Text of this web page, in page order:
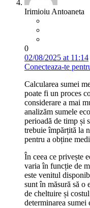
Irimioiu Antoaneta
0
02/08/2025 at 11:14
Conecteaza-te
Calcularea sumei
poate fi un proces
considerare a mai
analizăm sumele
perioadă de timp și
trebuie împărțită la
pentru a obține
În ceea ce privește
varia în funcție de
este venitul
sunt în măsură să o
de cheltuire și
determinarea sumei